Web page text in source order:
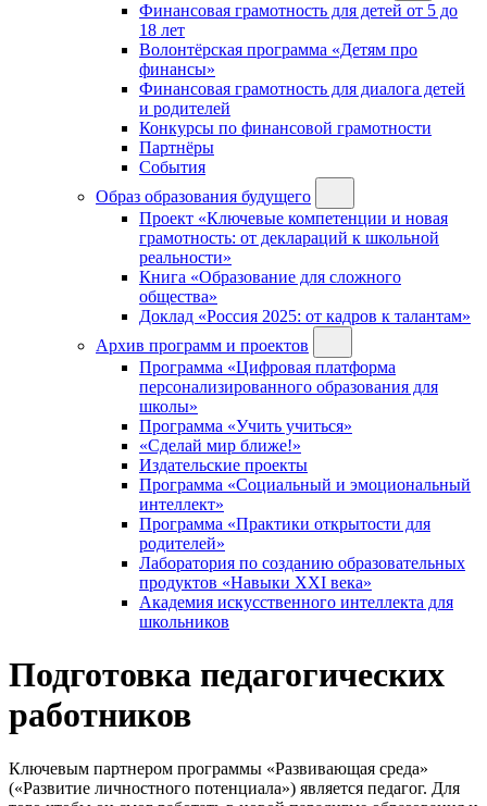
Финансовая грамотность для детей от 5 до
18 лет
Волонтёрская программа «Детям про
финансы»
Финансовая грамотность для диалога детей
и родителей
Конкурсы по финансовой грамотности
Партнёры
События
Образ образования будущего
Проект «Ключевые компетенции и новая
грамотность: от деклараций к школьной
реальности»
Книга «Образование для сложного
общества»
Доклад «Россия 2025: от кадров к талантам»
Архив программ и проектов
Программа «Цифровая платформа
персонализированного образования для
школы»
Программа «Учить учиться»
«Сделай мир ближе!»
Издательские проекты
Программа «Социальный и эмоциональный
интеллект»
Программа «Практики открытости для
родителей»
Лаборатория по созданию образовательных
продуктов «Навыки XXI века»
Академия искусственного интеллекта для
школьников
Подготовка педагогических
работников
Ключевым партнером программы «Развивающая среда»
(«Развитие личностного потенциала») является педагог. Для